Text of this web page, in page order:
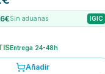
Sin aduanas IGIC
Entrega 24-48h
Añadir